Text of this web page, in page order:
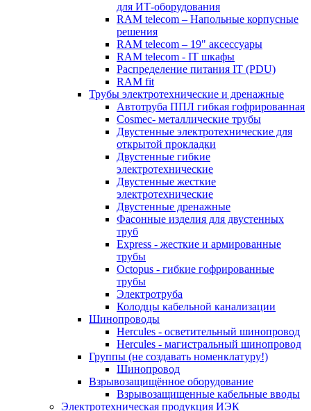
для ИТ-оборудования
RAM telecom – Напольные корпусные
решения
RAM telecom – 19" аксессуары
RAM telecom - IT шкафы
Распределение питания IT (PDU)
RAM fit
Трубы электротехнические и дренажные
Автотруба ППЛ гибкая гофрированная
Cosmec- металлические трубы
Двустенные электротехнические для
открытой прокладки
Двустенные гибкие
электротехнические
Двустенные жесткие
электротехнические
Двустенные дренажные
Фасонные изделия для двустенных
труб
Express - жесткие и армированные
трубы
Octopus - гибкие гофрированные
трубы
Электротруба
Колодцы кабельной канализации
Шинопроводы
Hercules - осветительный шинопровод
Hercules - магистральный шинопровод
Группы (не создавать номенклатуру!)
Шинопровод
Взрывозащищённое оборудование
Взрывозащищенные кабельные вводы
Электротехническая продукция ИЭК